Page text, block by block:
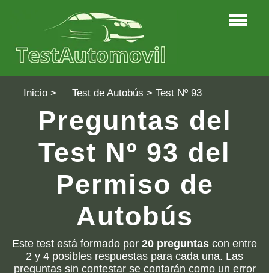
Inicio > Test de Autobús > Test Nº 93
Preguntas del
Test Nº 93 del
Permiso de
Autobús
Este test está formado por 20 preguntas con entre
2 y 4 posibles respuestas para cada una. Las
preguntas sin contestar se contarán como un error